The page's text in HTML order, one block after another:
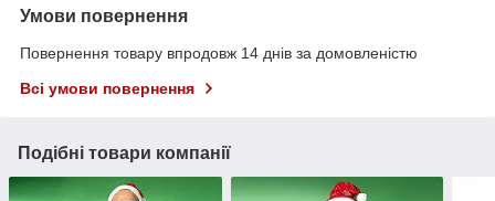
Умови повернення
Повернення товару впродовж 14 днів за домовленістю
Всі умови повернення
Подібні товари компанії